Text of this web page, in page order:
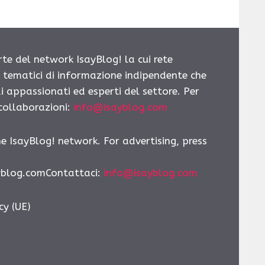
del network IsayBlog! la cui rete
di informazione indipendente che
ed esperti del settore. Per
info@isayblog.com
IsayBlog! network. For advertising, press
info@isayblog.com
(UE)